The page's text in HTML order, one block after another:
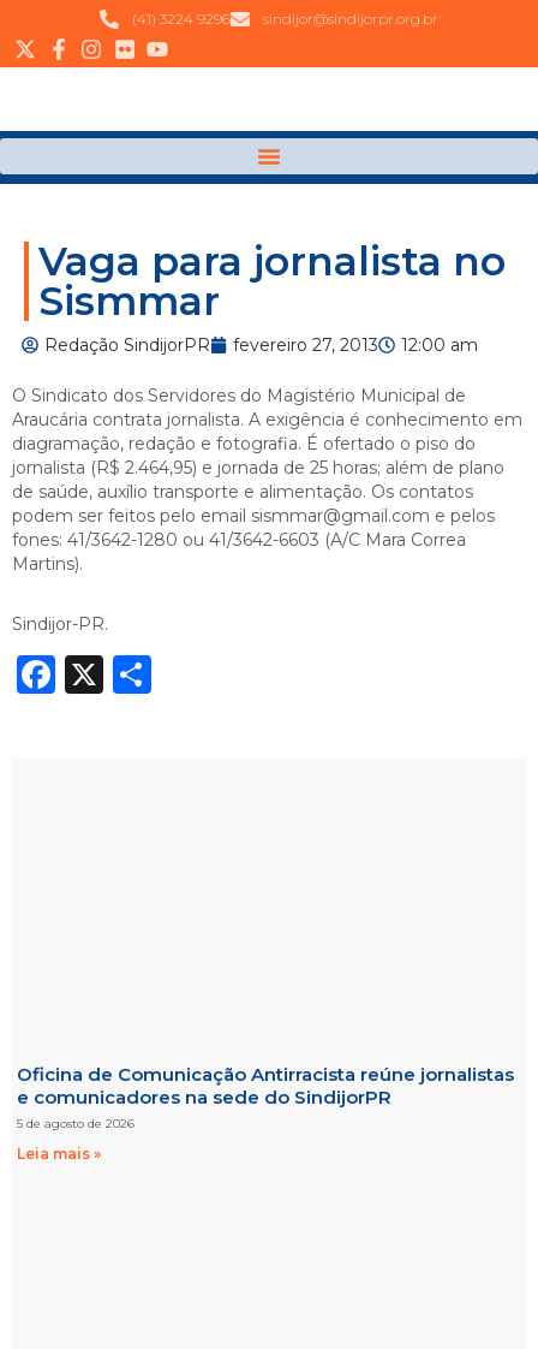
(41) 3224 9296 sindijor@sindijorpr.org.br
Vaga para jornalista no
Sismmar
Redação SindijorPR fevereiro 27, 2013 12:00 am
O Sindicato dos Servidores do Magistério Municipal de
Araucária contrata jornalista. A exigência é conhecimento em
diagramação, redação e fotografia. É ofertado o piso do
jornalista (R$ 2.464,95) e jornada de 25 horas; além de plano
de saúde, auxílio transporte e alimentação. Os contatos
podem ser feitos pelo email sismmar@gmail.com e pelos
fones: 41/3642-1280 ou 41/3642-6603 (A/C Mara Correa
Martins).
Sindijor-PR.
Facebook
X
Oficina de Comunicação Antirracista reúne jornalistas
e comunicadores na sede do SindijorPR
5 de agosto de 2026
Leia mais »